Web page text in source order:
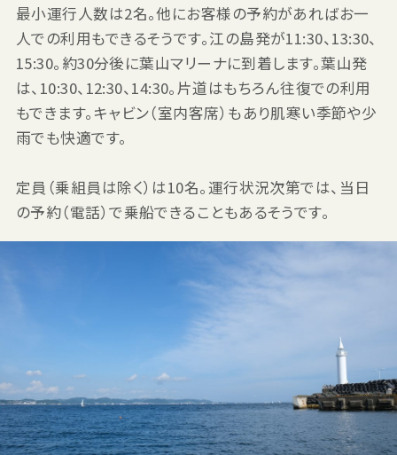
最小運行人数は2名。他にお客様の予約があればお一
人での利用もできるそうです。江の島発が11:30、13:30、
15:30。約30分後に葉山マリーナに到着します。葉山発
は、10:30、12:30、14:30。片道はもちろん往復での利用
もできます。キャビン（室内客席）もあり肌寒い季節や少
雨でも快適です。
定員（乗組員は除く）は10名。運行状況次第では、当日
の予約（電話）で乗船できることもあるそうです。